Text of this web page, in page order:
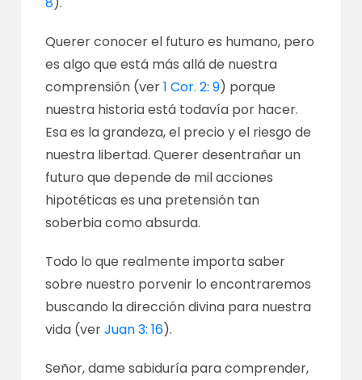
Querer conocer el futuro es humano, pero
es algo que está más allá de nuestra
comprensión (ver1 Cor. 2: 9) porque
nuestra historia está todavía por hacer.
Esa es la grandeza, el precio y el riesgo de
nuestra libertad. Querer desentrañar un
futuro que depende de mil acciones
hipotéticas es una pretensión tan
soberbia como absurda.
Todo lo que realmente importa saber
sobre nuestro porvenir lo encontraremos
buscando la dirección divina para nuestra
vida (verJuan 3: 16).
Señor, dame sabiduría para comprender,